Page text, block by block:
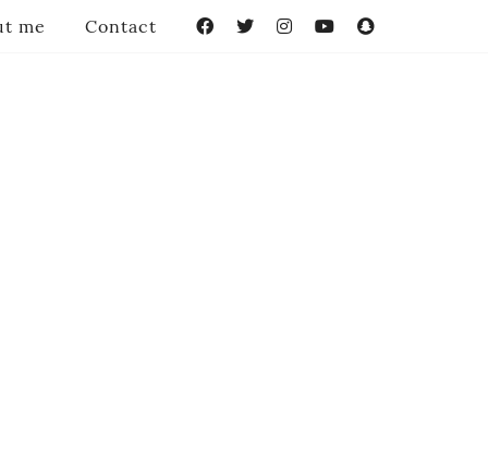
me Contact FacebookTwitterInstagramYouTube